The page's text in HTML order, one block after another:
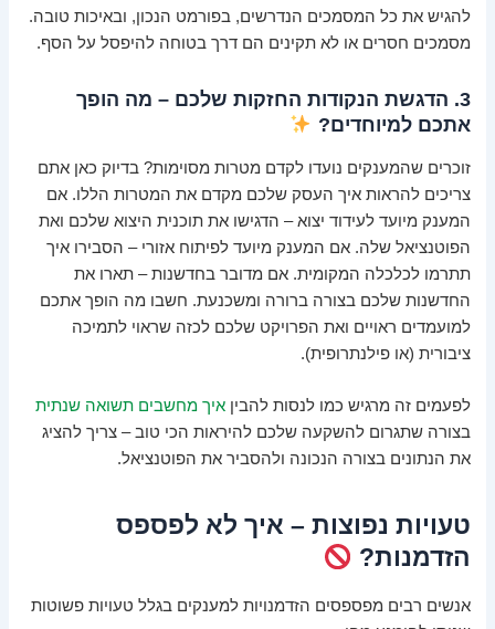
להגיש את כל המסמכים הנדרשים, בפורמט הנכון, ובאיכות טובה.
מסמכים חסרים או לא תקינים הם דרך בטוחה להיפסל על הסף.
3. הדגשת הנקודות החזקות שלכם – מה הופך
אתכם למיוחדים?
זוכרים שהמענקים נועדו לקדם מטרות מסוימות? בדיוק כאן אתם
צריכים להראות איך העסק שלכם מקדם את המטרות הללו. אם
המענק מיועד לעידוד יצוא – הדגישו את תוכנית היצוא שלכם ואת
הפוטנציאל שלה. אם המענק מיועד לפיתוח אזורי – הסבירו איך
תתרמו לכלכלה המקומית. אם מדובר בחדשנות – תארו את
החדשנות שלכם בצורה ברורה ומשכנעת. חשבו מה הופך אתכם
למועמדים ראויים ואת הפרויקט שלכם לכזה שראוי לתמיכה
ציבורית (או פילנתרופית).
לפעמים זה מרגיש כמו לנסות להביןאיך מחשבים תשואה שנתית
בצורה שתגרום להשקעה שלכם להיראות הכי טוב – צריך להציג
את הנתונים בצורה הנכונה ולהסביר את הפוטנציאל.
טעויות נפוצות – איך לא לפספס
הזדמנות?
אנשים רבים מפספסים הזדמנויות למענקים בגלל טעויות פשוטות